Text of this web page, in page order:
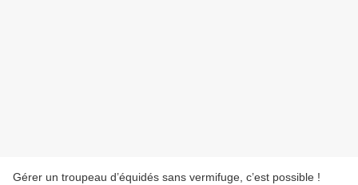
Gérer un troupeau d’équidés sans vermifuge, c’est possible !